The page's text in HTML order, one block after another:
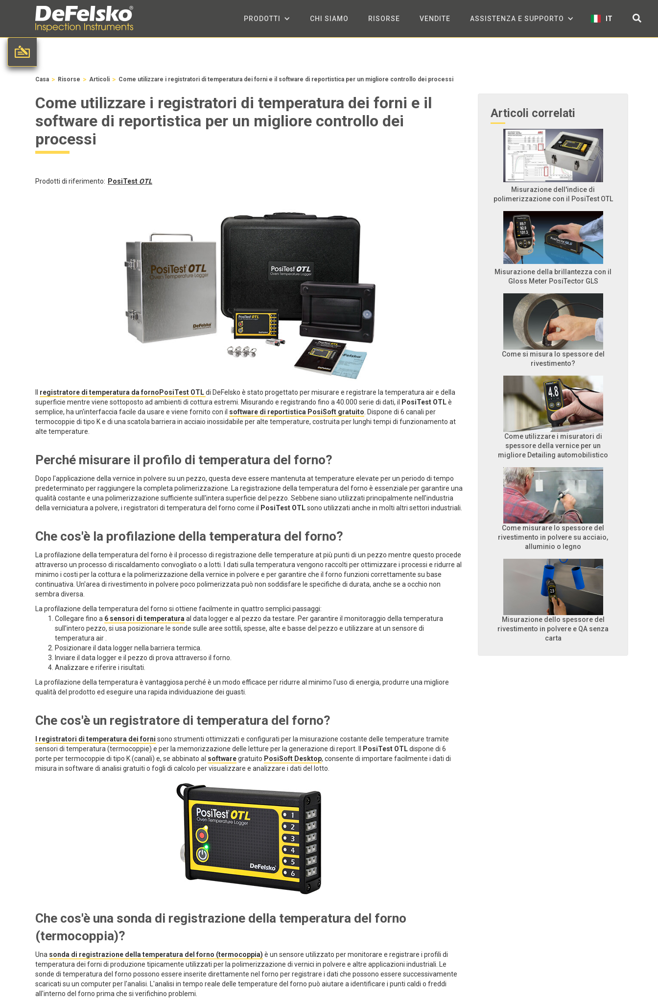
PRODOTTI CHI SIAMO RISORSE VENDITE ASSISTENZA E SUPPORTO IT
Casa > Risorse > Articoli > Come utilizzare i registratori di temperatura dei forni e il software di reportistica per un migliore controllo dei processi
Come utilizzare i registratori di temperatura dei forni e il
software di reportistica per un migliore controllo dei
processi
Prodotti di riferimento: PosiTest OTL
registratore di temperatura da fornoPosiTest OTLdi DeFelsko è stato progettato per misurare e registrare la temperatura air e della
superficie mentre viene sottoposto ad ambienti di cottura estremi. Misurando e registrando fino a 40.000 serie di dati, il
PosiTest OTLè
semplice, ha un'interfaccia facile da usare e viene fornito con il software di reportistica PosiSoft gratuito . Dispone di 6 canali per
termocoppie di tipo K e di una scatola barriera in acciaio inossidabile per alte temperature, costruita per lunghi tempi di funzionamento at
alte temperature.
Perché misurare il profilo di temperatura del forno?
Dopo l'applicazione della vernice in polvere su un pezzo, questa deve essere mantenuta at temperature elevate per un periodo di tempo
predeterminato per raggiungere la completa polimerizzazione. La registrazione della temperatura del forno è essenziale per garantire una
qualità costante e una polimerizzazione sufficiente sull'intera superficie del pezzo. Sebbene siano utilizzati principalmente nell'industria
della verniciatura a polvere, i registratori di temperatura del forno come il
PosiTest OTLsono utilizzati anche in molti altri settori industriali.
Che cos'è la profilazione della temperatura del forno?
La profilazione della temperatura del forno è il processo di registrazione delle temperature at più punti di un pezzo mentre questo procede
attraverso un processo di riscaldamento convogliato o a lotti. I dati sulla temperatura vengono raccolti per ottimizzare i processi e ridurre al
minimo i costi per la cottura e la polimerizzazione della vernice in polvere e per garantire che il forno funzioni correttamente su base
continuativa. Un'area di rivestimento in polvere poco polimerizzata può non soddisfare le specifiche di durata, anche se a occhio non
sembra diversa.
La profilazione della temperatura del forno si ottiene facilmente in quattro semplici passaggi:
Collegare fino a 6 sensori di temperatura al data logger e al pezzo da testare. Per garantire il monitoraggio della temperatura
sull'intero pezzo, si usa posizionare le sonde sulle aree sottili, spesse, alte e basse del pezzo e utilizzare at un sensore di
temperatura air .
Posizionare il data logger nella barriera termica.
Inviare il data logger e il pezzo di prova attraverso il forno.
Analizzare e riferire i risultati.
La profilazione della temperatura è vantaggiosa perché è un modo efficace per ridurre al minimo l'uso di energia, produrre una migliore
qualità del prodotto ed eseguire una rapida individuazione dei guasti.
Che cos'è un registratore di temperatura del forno?
I registratori di temperatura dei forni sono strumenti ottimizzati e configurati per la misurazione costante delle temperature tramite
sensori di temperatura (termocoppie) e per la memorizzazione delle letture per la generazione di report. Il
PosiTest OTLdispone di 6
porte per termocoppie di tipo K (canali) e, se abbinato al softwaregratuito PosiSoft Desktop, consente di importare facilmente i dati di
misura in software di analisi gratuiti o fogli di calcolo per visualizzare e analizzare i dati del lotto.
Che cos'è una sonda di registrazione della temperatura del forno
(termocoppia)?
Una sonda di registrazione della temperatura del forno (termocoppia) è un sensore utilizzato per monitorare e registrare i profili di
temperatura dei forni di produzione tipicamente utilizzati per la polimerizzazione di vernici in polvere e altre applicazioni industriali. Le
sonde di temperatura del forno possono essere inserite direttamente nel forno per registrare i dati che possono essere successivamente
scaricati su un computer per l'analisi. L'analisi in tempo reale delle temperature del forno può aiutare a identificare i punti caldi o freddi
all'interno del forno prima che si verifichino problemi.
Articoli correlati
Misurazione dell'indice di
polimerizzazione con il PosiTest OTL
Misurazione della brillantezza con il
Gloss Meter PosiTector GLS
Come si misura lo spessore del
rivestimento?
Come utilizzare i misuratori di
spessore della vernice per un
migliore Detailing automobilistico
Come misurare lo spessore del
rivestimento in polvere su acciaio,
alluminio o legno
Misurazione dello spessore del
rivestimento in polvere e QA senza
carta